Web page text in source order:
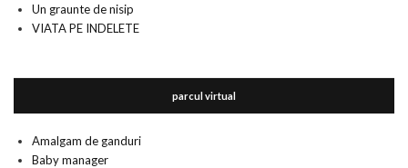
Un graunte de nisip
VIATA PE INDELETE
parcul virtual
Amalgam de ganduri
Baby manager